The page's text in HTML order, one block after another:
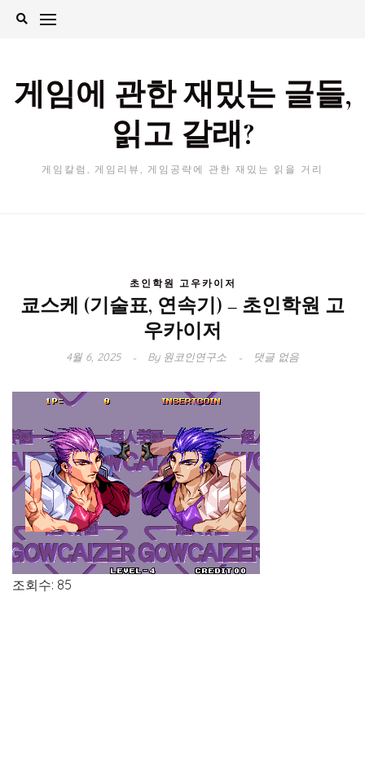
Skip
게임에 관한 재밌는 글들,
읽고 갈래?
게임칼럼, 게임리뷰, 게임공략에 관한 재밌는 읽을 거리
초인학원 고우카이저
쿄스케 (기술표, 연속기) – 초인학원 고
우카이저
4월 6, 2025 By원코인연구소 댓글 없음
조회수: 85